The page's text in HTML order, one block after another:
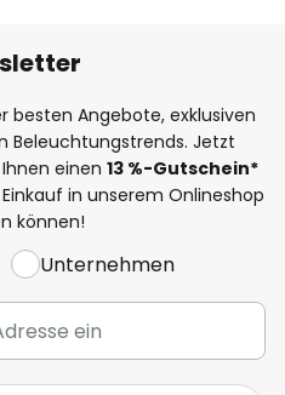
besten Angebote, exklusiven
Beleuchtungstrends. Jetzt
einen 13 %-Gutschein*
in unserem Onlineshop
können!
Unternehmen